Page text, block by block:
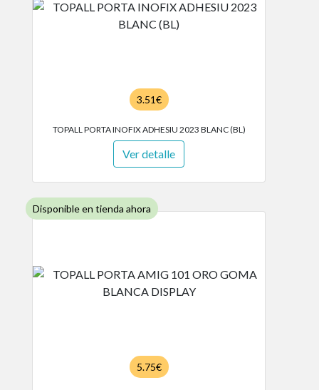
3.51€
TOPALL PORTA INOFIX ADHESIU 2023 BLANC (BL)
Ver detalle
Disponible en tienda ahora
5.75€